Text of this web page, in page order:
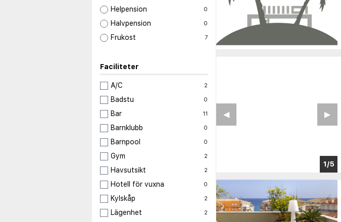
Helpension 0
Halvpension 0
Frukost 7
Faciliteter
A/C 2
Badstu 0
Bar 11
Barnklubb 0
Barnpool 0
Gym 2
Havsutsikt 2
Hotell för vuxna 0
Kylskåp 2
Lägenhet 2